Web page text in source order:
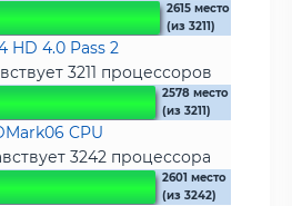
2615 место
(из 3211)
HD 4.0 Pass 2
3211 процессоров
2578 место
(из 3211)
CPU
3242 процессора
2601 место
(из 3242)